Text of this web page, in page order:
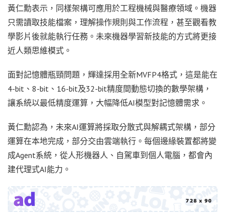
黃仁勳表示，同樣架構可應用於工程機械與醫療領域。機器
只需讀取技能檔案，理解操作規則與工作流程，甚至觀看教
學影片後就能執行任務。未來機器學習新技能的方式將更接
近人類思維模式。
面對記憶體瓶頸問題，輝達採用全新MVFP4格式，這是能在
4-bit、8-bit、16-bit及32-bit精度間動態切換的數學架構，
讓系統以最低精度運算，大幅降低AI模型對記憶體需求。
黃仁勳認為，未來AI運算將採取分散式與解耦式架構，部分
運算在本地完成，部分交由雲端執行。每個邊緣裝置都將變
成Agent系統，從人形機器人、自駕車到個人電腦，都會內
建代理式AI能力。